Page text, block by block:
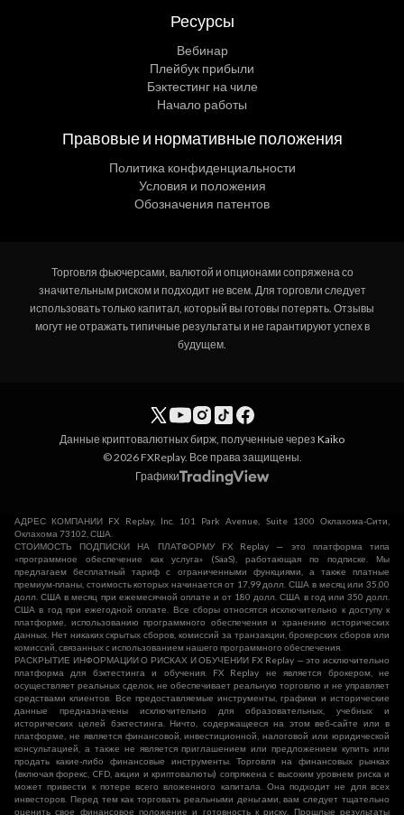
Ресурсы
Вебинар
Плейбук прибыли
Бэктестинг на чиле
Начало работы
Правовые и нормативные положения
Политика конфиденциальности
Условия и положения
Обозначения патентов
Торговля фьючерсами, валютой и опционами сопряжена со
значительным риском и подходит не всем. Для торговли следует
использовать только капитал, который вы готовы потерять. Отзывы
могут не отражать типичные результаты и не гарантируют успех в
будущем.
Данные криптовалютных бирж, полученные через Kaiko
© 2026 FXReplay. Все права защищены.
Графики
АДРЕС КОМПАНИИ FX Replay, Inc. 101 Park Avenue, Suite 1300 Оклахома-Сити,
Оклахома 73102, США.
СТОИМОСТЬ ПОДПИСКИ НА ПЛАТФОРМУ FX Replay — это платформа типа
«программное обеспечение как услуга» (SaaS), работающая по подписке. Мы
предлагаем бесплатный тариф с ограниченными функциями, а также платные
премиум-планы, стоимость которых начинается от 17,99 долл. США в месяц или 35,00
долл. США в месяц при ежемесячной оплате и от 180 долл. США в год или 350 долл.
США в год при ежегодной оплате. Все сборы относятся исключительно к доступу к
платформе, использованию программного обеспечения и хранению исторических
данных. Нет никаких скрытых сборов, комиссий за транзакции, брокерских сборов или
комиссий, связанных с использованием нашего программного обеспечения.
РАСКРЫТИЕ ИНФОРМАЦИИ О РИСКАХ И ОБУЧЕНИИ FX Replay — это исключительно
платформа для бэктестинга и обучения. FX Replay не является брокером, не
осуществляет реальных сделок, не обеспечивает реальную торговлю и не управляет
средствами клиентов. Все предоставляемые инструменты, графики и исторические
данные предназначены исключительно для образовательных, учебных и
исторических целей бэктестинга. Ничто, содержащееся на этом веб-сайте или в
платформе, не является финансовой, инвестиционной, налоговой или юридической
консультацией, а также не является приглашением или предложением купить или
продать какие-либо финансовые инструменты. Торговля на финансовых рынках
(включая форекс, CFD, акции и криптовалюты) сопряжена с высоким уровнем риска и
может привести к потере всего вложенного капитала. Она подходит не для всех
инвесторов. Перед тем как торговать реальными деньгами, вам следует тщательно
оценить свое финансовое положение и готовность к риску. Прошлые результаты